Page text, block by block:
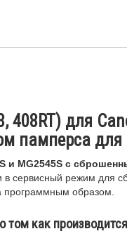
408RT) для
памперса для
и MG2545S с
сервисный режим для
программным образом.
том как